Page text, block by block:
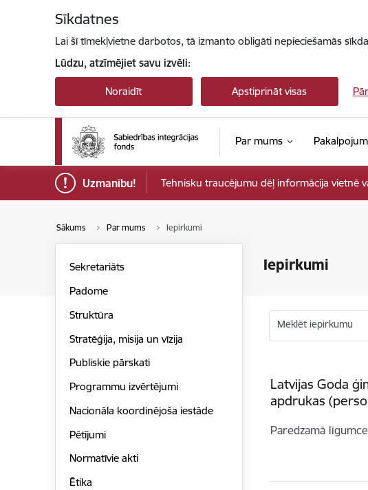
Sīkdatnes
Lai šī tīmekļvietne darbotos, tā izmanto obligāti nepieciešamās
Lūdzu, atzīmējiet savu izvēli:
Noraidīt Apstiprināt visas
Par mums
Uzmanību! Tehnisku traucējumu dēļ informācija vietnē
Sākums Par mums Iepirkumi
Iepirkumi
Sekretariāts
Padome
Struktūra
Stratēģija, misija un vīzija
Publiskie pārskati
Programmu izvērtējumi
Nacionāla koordinējoša iestāde
Pētījumi
Normatīvie akti
Ētika
Meklēt iepirkumu
Latvijas Goda
apdrukas
Paredzamā